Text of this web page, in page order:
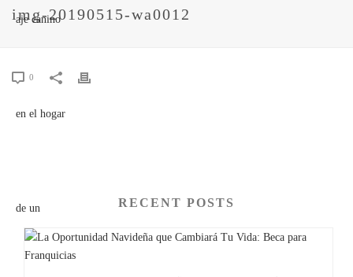
img-20190515-wa0012
0
RECENT POSTS